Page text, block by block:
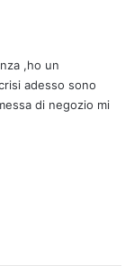
,ho un
adesso sono
di negozio mi